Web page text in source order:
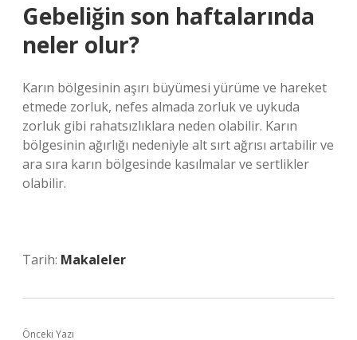
Gebeliğin son haftalarında
neler olur?
Karın bölgesinin aşırı büyümesi yürüme ve hareket
etmede zorluk, nefes almada zorluk ve uykuda
zorluk gibi rahatsızlıklara neden olabilir. Karın
bölgesinin ağırlığı nedeniyle alt sırt ağrısı artabilir ve
ara sıra karın bölgesinde kasılmalar ve sertlikler
olabilir.
Tarih: Makaleler
Önceki Yazı